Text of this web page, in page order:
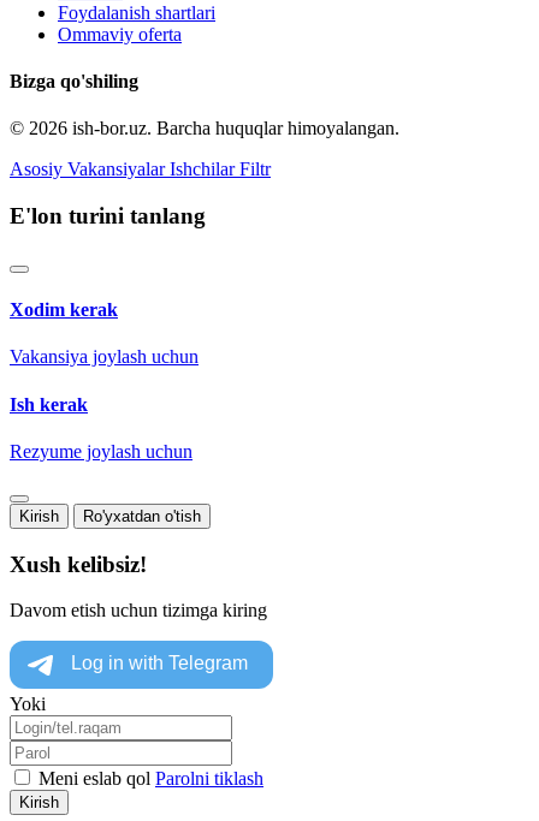
Foydalanish shartlari
Ommaviy oferta
Bizga qo'shiling
© 2026 ish-bor.uz. Barcha huquqlar himoyalangan.
Asosiy Vakansiyalar Ishchilar Filtr
E'lon turini tanlang
Xodim kerak
Vakansiya joylash uchun
Ish kerak
Rezyume joylash uchun
Kirish Ro'yxatdan o'tish
Xush kelibsiz!
Davom etish uchun tizimga kiring
Yoki
Meni eslab qol Parolni tiklash
Kirish